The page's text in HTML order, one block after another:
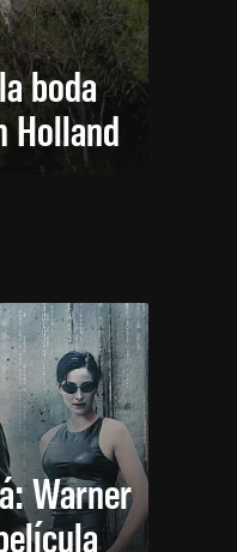
boda
Holland
Warner